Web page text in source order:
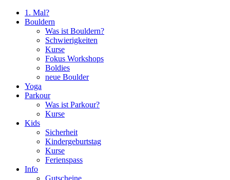
1. Mal?
Bouldern
Was ist Bouldern?
Schwierigkeiten
Kurse
Fokus Workshops
Boldies
neue Boulder
Yoga
Parkour
Was ist Parkour?
Kurse
Kids
Sicherheit
Kindergeburtstag
Kurse
Ferienspass
Info
Gutscheine